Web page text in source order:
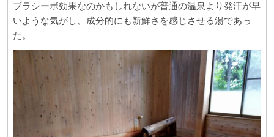
ブラシーボ効果なのかもしれないが普通の温泉より発汗が早
いような気がし、成分的にも新鮮さを感じさせる湯であっ
た。